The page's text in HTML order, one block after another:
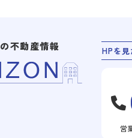
の不動産情報 HPを
営